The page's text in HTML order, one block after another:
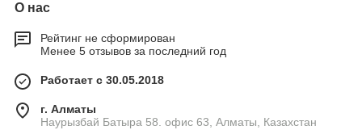
О нас
Рейтинг не сформирован
Менее 5 отзывов за последний год
Работает с 30.05.2018
г. Алматы
Наурызбай Батыра 58. офис 63, Алматы, Казахстан